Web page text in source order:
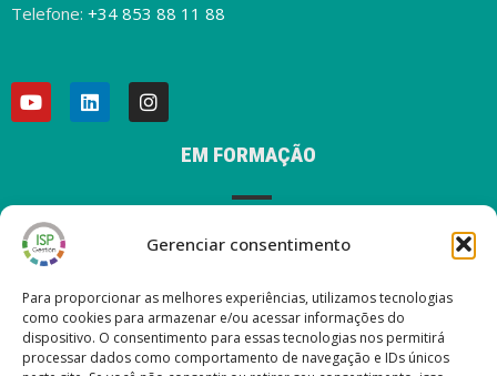
Gerenciar consentimento
Para proporcionar as melhores experiências, utilizamos tecnologias
como cookies para armazenar e/ou acessar informações do
dispositivo. O consentimento para essas tecnologias nos permitirá
processar dados como comportamento de navegação e IDs únicos
Telefone: +34 853 88 11 88
EM FORMAÇÃO
ÚLTIMAS POSTAGENS EM NOSSO BLOG